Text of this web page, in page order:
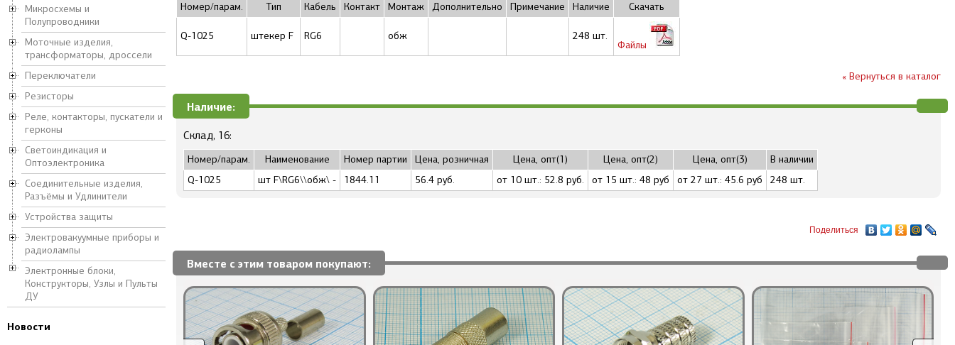
Микросхемы и
Полупроводники
Моточные изделия,
трансформаторы, дроссели
Переключатели
Резисторы
Реле, контакторы, пускатели и
герконы
Светоиндикация и
Оптоэлектроника
Соединительные изделия,
Разъёмы и Удлинители
Устройства защиты
Электровакуумные приборы и
радиолампы
Электронные блоки,
Конструкторы, Узлы и Пульты
ДУ
Новости
Номер/парам. Тип Кабель Контакт Монтаж Дополнительно Примечание Наличие Скачать
Q-1025 штекер F RG6 обж 248 шт.
Файлы
« Вернуться в каталог
Наличие:
Склад, 16:
Номер/парам. Наименование Номер партии Цена, розничная Цена, опт(1) Цена, опт(2) Цена, опт(3)
В наличии
Q-1025
шт F\RG6\\обж\ - 1844.11 56.4 руб. от 10 шт.: 52.8 руб. от 15 шт.: 48 руб от 27 шт.: 45.6 руб 248 шт.
Поделиться
Вместе с этим товаром покупают: